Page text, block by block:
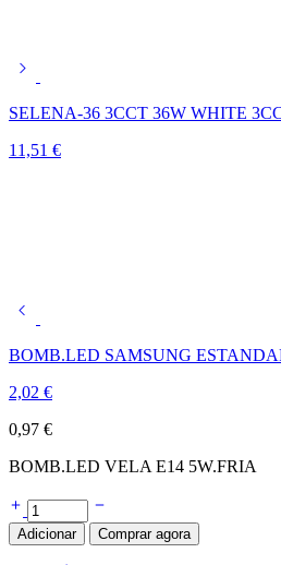
SELENA-36 3CCT 36W WHITE
11,51 €
BOMB.LED SAMSUNG
2,02 €
0,97 €
BOMB.LED VELA E14 5W.FRIA
Adicionar Comprar agora